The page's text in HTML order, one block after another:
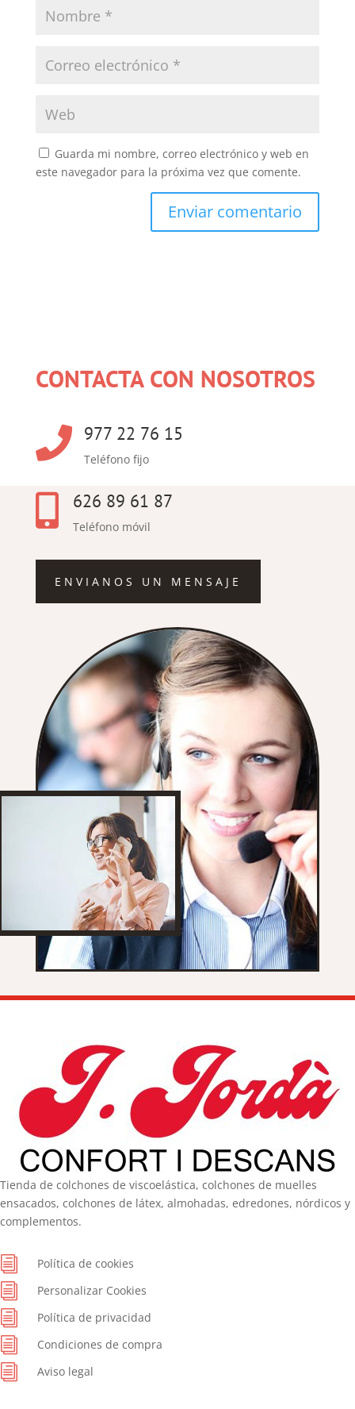
Guarda mi nombre, correo electrónico y web en
este navegador para la próxima vez que comente.
CONTACTA CON NOSOTROS
 977 22 76 15
Teléfono fijo
 626 89 61 87
Teléfono móvil
ENVIANOS UN MENSAJE
Tienda de colchones de viscoelástica, colchones de muelles
ensacados, colchones de látex, almohadas, edredones, nórdicos y
complementos.
i Política de cookies
i Personalizar Cookies
i Política de privacidad
i Condiciones de compra
i Aviso legal